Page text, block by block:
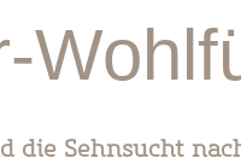
die Sehnsucht